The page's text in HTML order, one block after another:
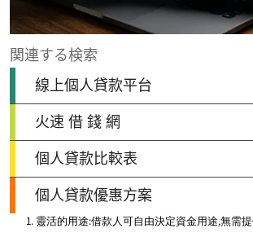
靈活的用途:借款人可自由決定資金用途,無需提